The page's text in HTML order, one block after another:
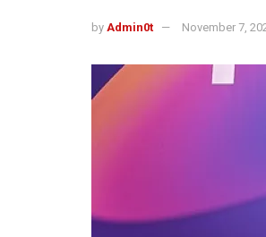
by Admin0t November 7,